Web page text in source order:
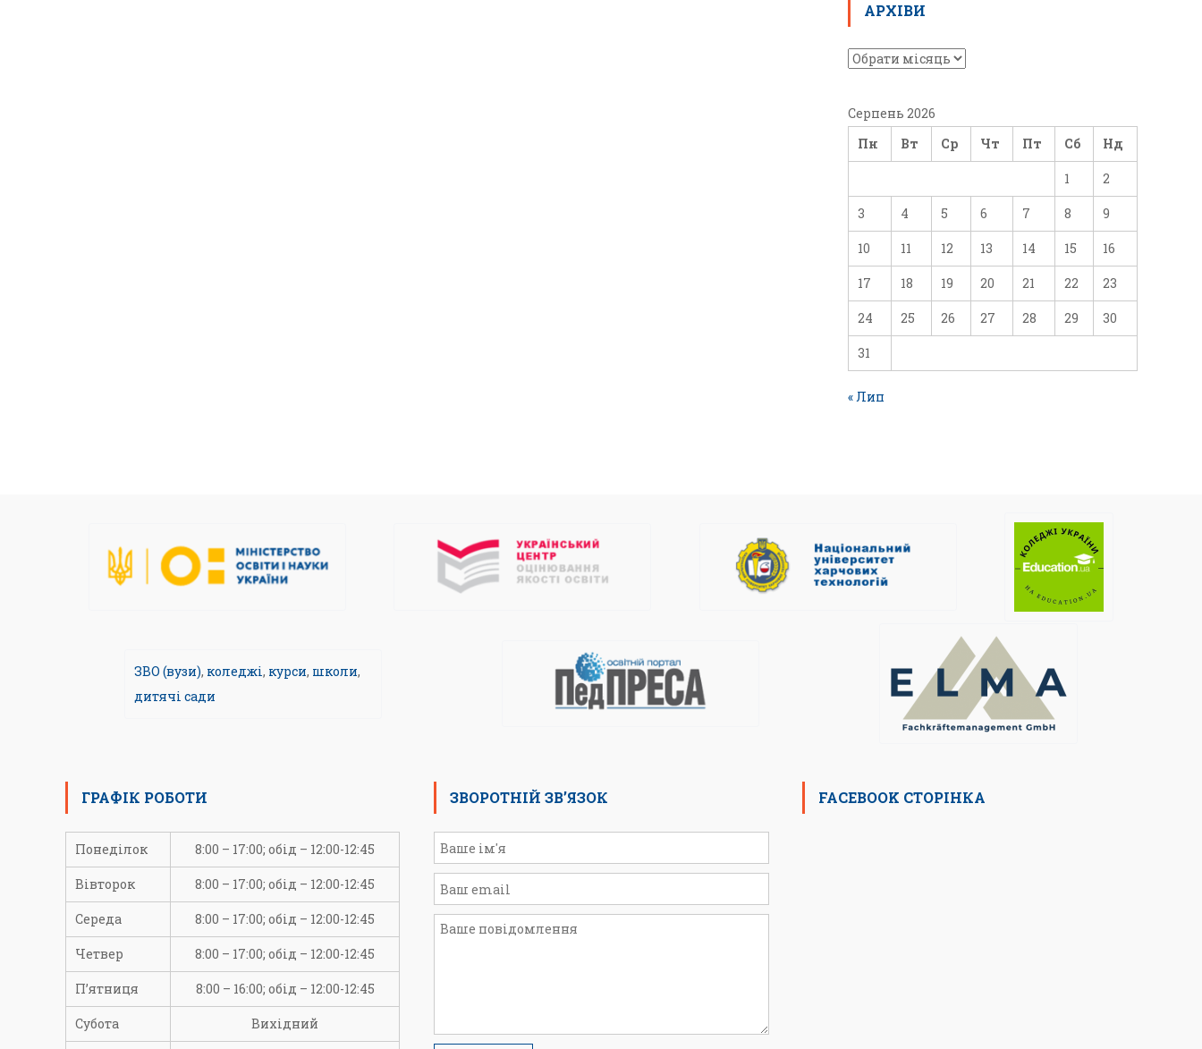
АРХІВИ
Серпень 2026
Пн
Вт Ср Чт Пт Сб Нд
1 2
3 4 5 6 7 8 9
10 11 12 13 14 15 16
17 18 19 20 21 22 23
24 25 26 27 28 29 30
31
« Лип
ЗВО (вузи), коледжі, курси, школи,
дитячі сади
ГРАФІК РОБОТИ
Понеділок 8:00 – 17:00; обід – 12:00-12:45
Вівторок 8:00 – 17:00; обід – 12:00-12:45
Середа 8:00 – 17:00; обід – 12:00-12:45
Четвер 8:00 – 17:00; обід – 12:00-12:45
П’ятниця 8:00 – 16:00; обід – 12:00-12:45
Субота Вихідний
ЗВОРОТНІЙ ЗВ’ЯЗОК FACEBOOK СТОРІНКА